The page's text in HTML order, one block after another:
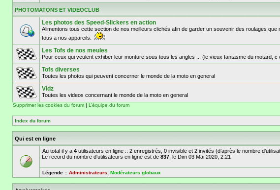
PHOTOMATONS ET VIDEOCLUB
Les photos des Speed-Slickers en action
Alimentons tous cette section de nos meilleurs clichés afin de garder un souvenir des roulages
tous a nos appareils.
Les Tofs de nos meules
Pour ceux qui veulent exhiber leur monture sous tous les angles ... (le vieux fantasme du motard, c
Tofs diverses
Toutes les photos qui peuvent concerner le monde de la moto en general
Vidz
Toutes les videos concernant le monde de la moto en general
Supprimer les cookies du forum | L’équipe du forum
Index du forum
Qui est en ligne
Au total il y a 4 utilisateurs en ligne :: 2 enregistrés, 0 invisible et 2 invités (d’après le nombre
Le record du nombre d'utilisateurs en ligne est de 837 , le Dim 03 Mai 2020, 2:21
Légende :: Administrateurs Modérateurs globaux